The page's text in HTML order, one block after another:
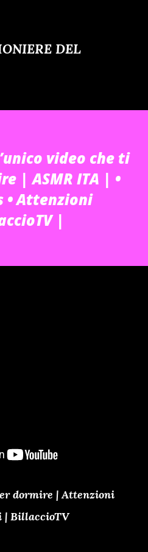
DEL
video che ti
| ASMR ITA | •
• Attenzioni
|
| BillaccioTV